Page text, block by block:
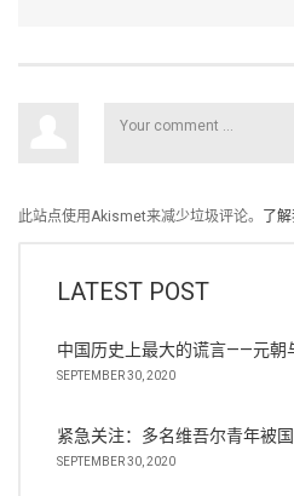
此站点使用Akismet来减少垃圾评论。 了
LATEST POST
中国历史上最大的谎言——元朝
SEPTEMBER 30, 2020
紧急关注：多名维吾尔青年被
SEPTEMBER 30, 2020